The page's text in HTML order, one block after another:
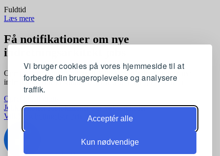
Vi bruger cookies på vores hjemmeside til at
forbedre din brugeroplevelse og analysere
traffik.
Acceptér alle
Kun nødvendige
Fuldtid
Læs mere
Få notifikationer om nye
indretningsarkitekt jobs
Opret en profil og få automatisk besked, når der kommer nye
indretningsarkitekt stillinger, der matcher dine præferencer
Opret profil gratis
Jobkategorier Joblokationer For virksomheder
Vilkår og betingelser
Privatlivspolitik